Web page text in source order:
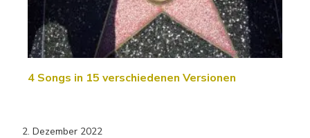
4 Songs in 15 verschiedenen Versionen
2. Dezember 2022